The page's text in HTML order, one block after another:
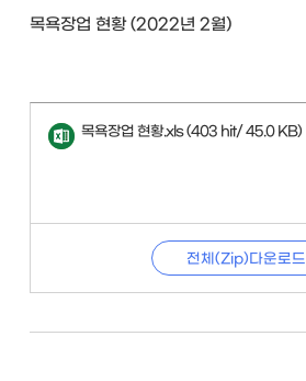
목욕장업 현황 (2022년 2월)
목욕장업 현황.xls (403 hit/ 45.0 KB)
전체(Zip)다운로드